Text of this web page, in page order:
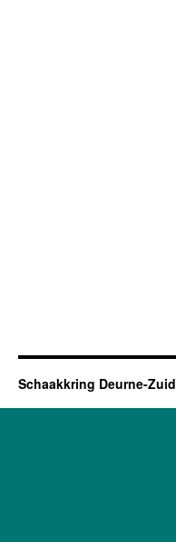
Schaakkring Deurne-Zuid